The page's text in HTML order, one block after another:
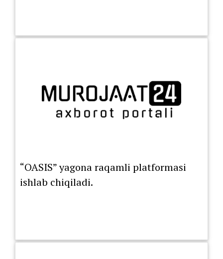
“OASIS” yagona raqamli platformasi
ishlab chiqiladi.